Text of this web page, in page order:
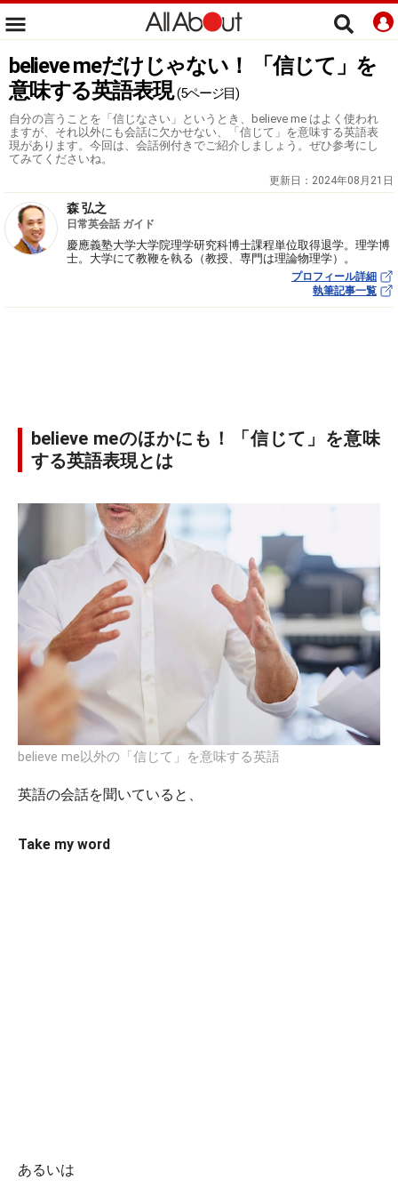
believe meだけじゃない！ 「信じて」を
意味する英語表現 (5ページ目)
自分の言うことを「信じなさい」というとき、believe me はよく使われ
ますが、それ以外にも会話に欠かせない、「信じて」を意味する英語表
現があります。今回は、会話例付きでご紹介しましょう。ぜひ参考にし
てみてくださいね。
更新日： 2024年08月21日
森 弘之
日常英会話 ガイド
慶應義塾大学大学院理学研究科博士課程単位取得退学。理学博
士。大学にて教鞭を執る（教授、専門は理論物理学）。
プロフィール詳細
執筆記事一覧
believe meのほかにも！「信じて」を意味
する英語表現とは
believe me以外の「信じて」を意味する英語
英語の会話を聞いていると、
Take my word
あるいは